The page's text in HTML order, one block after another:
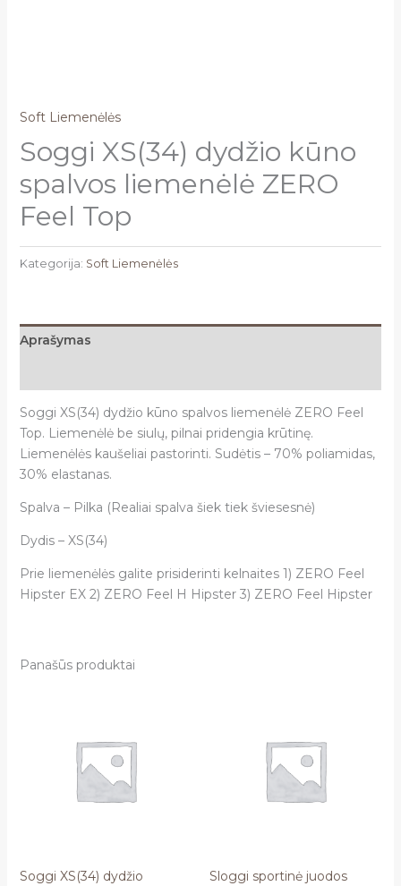
Soft Liemenėlės
Soggi XS(34) dydžio kūno
spalvos liemenėlė ZERO
Feel Top
Kategorija: Soft Liemenėlės
Aprašymas
Soggi XS(34) dydžio kūno spalvos liemenėlė ZERO Feel
Top. Liemenėlė be siulų, pilnai pridengia krūtinę.
Liemenėlės kaušeliai pastorinti. Sudėtis – 70% poliamidas,
30% elastanas.
Spalva – Pilka (Realiai spalva šiek tiek šviesesnė)
Dydis – XS(34)
Prie liemenėlės galite prisiderinti kelnaites 1) ZERO Feel
Hipster EX 2) ZERO Feel H Hipster 3) ZERO Feel Hipster
Panašūs produktai
Soggi XS(34) dydžio
Sloggi sportinė juodos